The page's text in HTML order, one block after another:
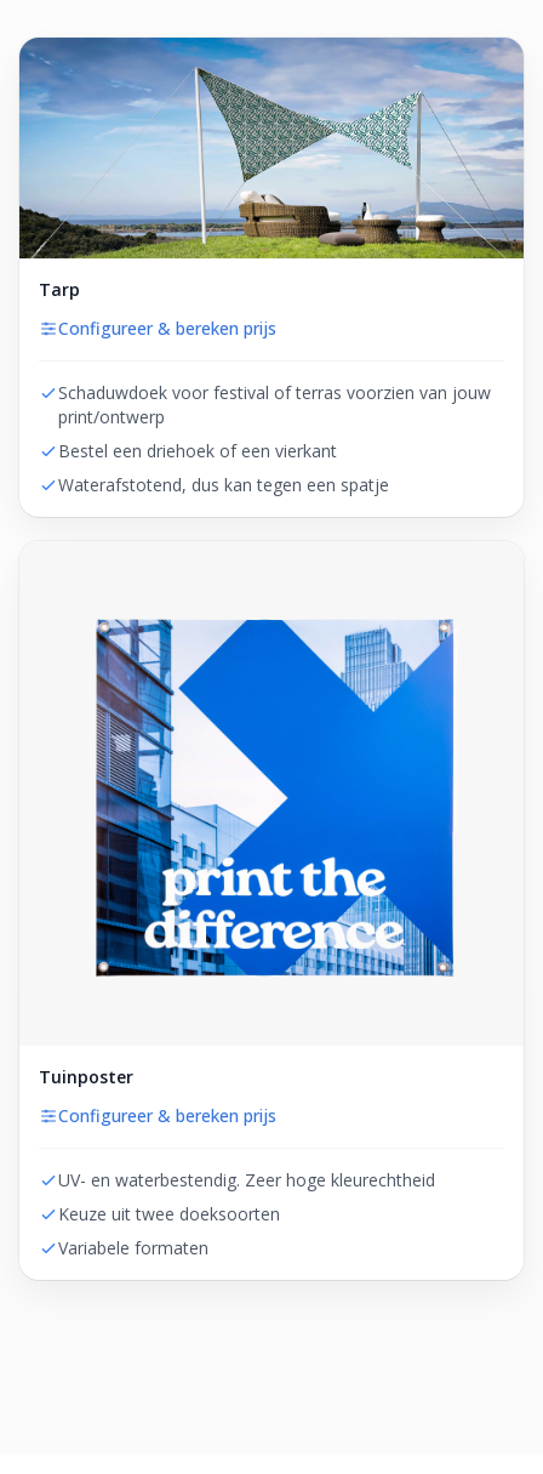
Tarp
Configureer & bereken prijs
Schaduwdoek voor festival of terras voorzien van jouw
print/ontwerp
Bestel een driehoek of een vierkant
Waterafstotend, dus kan tegen een spatje
Tuinposter
Configureer & bereken prijs
UV- en waterbestendig. Zeer hoge kleurechtheid
Keuze uit twee doeksoorten
Variabele formaten